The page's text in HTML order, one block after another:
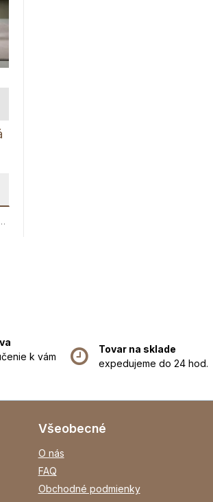
k vám
Tovar na sklade
expedujeme do 24 hod.
Všeobecné
O nás
FAQ
Obchodné podmienky